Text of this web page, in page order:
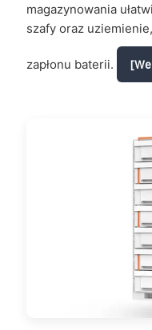
magazynowania
szafy oraz
zapłonu baterii.